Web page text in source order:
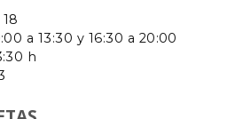
a 13:30 y 16:30 a 20:00
h